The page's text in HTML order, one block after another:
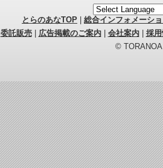
とらのあなTOP
総合インフォメーシ
委託販売| 広告掲載のご案内| 会社案内| 採
©